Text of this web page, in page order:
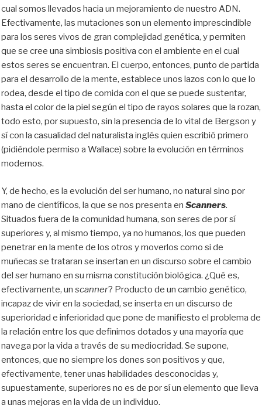
cual somos llevados hacia un mejoramiento de nuestro ADN.
Efectivamente, las mutaciones son un elemento imprescindible
para los seres vivos de gran complejidad genética, y permiten
que se cree una simbiosis positiva con el ambiente en el cual
estos seres se encuentran. El cuerpo, entonces, punto de partida
para el desarrollo de la mente, establece unos lazos con lo que lo
rodea, desde el tipo de comida con el que se puede sustentar,
hasta el color de la piel según el tipo de rayos solares que la rozan,
todo esto, por supuesto, sin la presencia de lo vital de Bergson y
sí con la casualidad del naturalista inglés quien escribió primero
(pidiéndole permiso a Wallace) sobre la evolución en términos
modernos.
Y, de hecho, es la evolución del ser humano, no natural sino por
mano de científicos, la que se nos presenta en Scanners.
Situados fuera de la comunidad humana, son seres de por sí
superiores y, al mismo tiempo, ya no humanos, los que pueden
penetrar en la mente de los otros y moverlos como si de
muñecas se trataran se insertan en un discurso sobre el cambio
del ser humano en su misma constitución biológica. ¿Qué es,
efectivamente, un scanner? Producto de un cambio genético,
incapaz de vivir en la sociedad, se inserta en un discurso de
superioridad e inferioridad que pone de manifiesto el problema de
la relación entre los que definimos dotados y una mayoría que
navega por la vida a través de su mediocridad. Se supone,
entonces, que no siempre los dones son positivos y que,
efectivamente, tener unas habilidades desconocidas y,
supuestamente, superiores no es de por sí un elemento que lleva
a unas mejoras en la vida de un individuo.